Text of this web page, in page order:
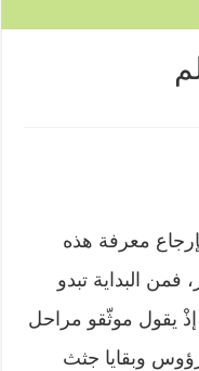
معرفة هذه
فمن البداية تبدو
إذْ يقول موثّقو مراحل
وبقايا جثث